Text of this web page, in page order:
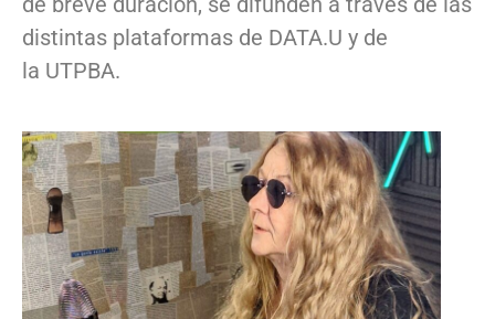
distintas plataformas de DATA.U y de
la UTPBA.